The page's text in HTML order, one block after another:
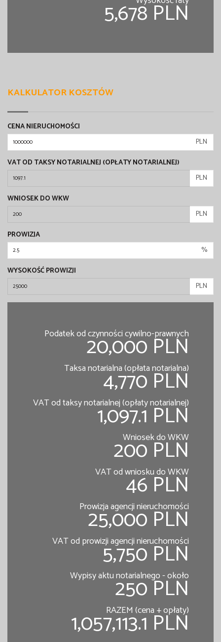
5,678 PLN
KALKULATOR KOSZTÓW
CENA NIERUCHOMOŚCI
PLN
VAT OD TAKSY NOTARIALNEJ (OPŁATY NOTARIALNEJ)
PLN
WNIOSEK DO WKW
PLN
PROWIZJA
%
WYSOKOŚĆ PROWIZJI
PLN
Podatek od czynności cywilno-prawnych
20,000 PLN
Taksa notarialna (opłata notarialna)
4,770 PLN
VAT od taksy notarialnej (opłaty notarialnej)
1,097.1 PLN
Wniosek do WKW
200 PLN
VAT od wniosku do WKW
46 PLN
Prowizja agencji nieruchomości
25,000 PLN
VAT od prowizji agencji nieruchomości
5,750 PLN
Wypisy aktu notarialnego - około
250 PLN
RAZEM (cena + opłaty)
1,057,113.1 PLN